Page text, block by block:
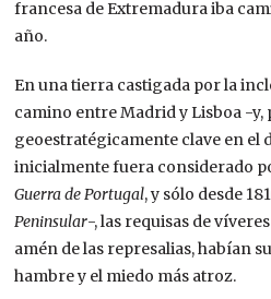
francesa de Extremadura iba
año.
En una tierra castigada por la
camino entre Madrid y Lisboa -y,
geoestratégicamente clave en el
inicialmente fuera considerado
Guerra de Portugal, y sólo desde
Peninsular-, las requisas de
amén de las represalias, habían
hambre y el miedo más atroz.